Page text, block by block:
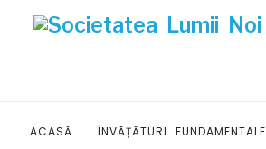
ACASĂ ÎNVĂȚĂTURI FUNDAMENTALE